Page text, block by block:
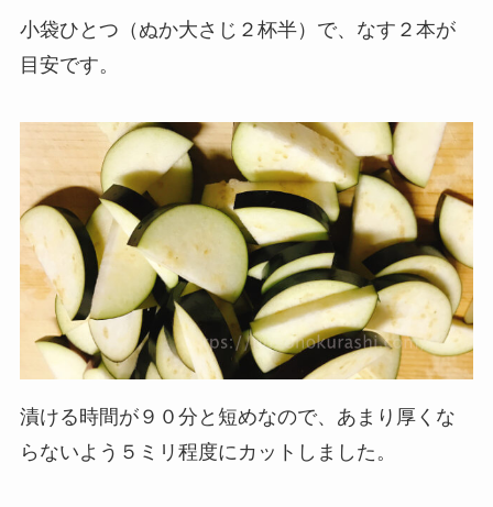
小袋ひとつ（ぬか大さじ２杯半）で、なす２本が
目安です。
漬ける時間が９０分と短めなので、あまり厚くな
らないよう５ミリ程度にカットしました。